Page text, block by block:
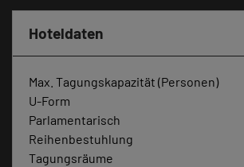
Hoteldaten
Max. Tagungskapazität (Personen)
U-Form
Parlamentarisch
Reihenbestuhlung
Tagungsräume